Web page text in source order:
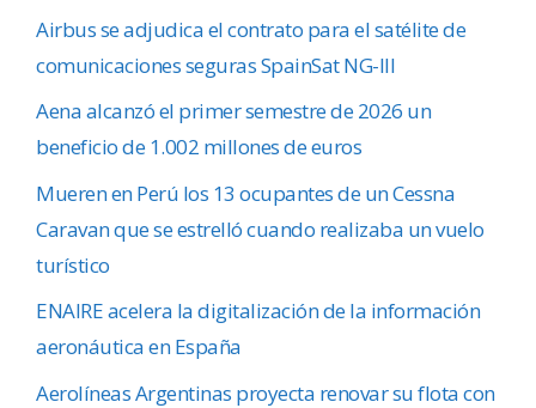
Airbus se adjudica el contrato para el satélite de
comunicaciones seguras SpainSat NG-III
Aena alcanzó el primer semestre de 2026 un
beneficio de 1.002 millones de euros
Mueren en Perú los 13 ocupantes de un Cessna
Caravan que se estrelló cuando realizaba un vuelo
turístico
ENAIRE acelera la digitalización de la información
aeronáutica en España
Aerolíneas Argentinas proyecta renovar su flota con